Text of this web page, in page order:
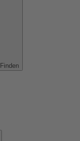
Finden